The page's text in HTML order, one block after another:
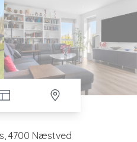
4700 Næstved